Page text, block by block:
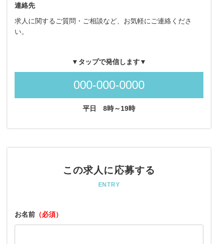
連絡先
求人に関するご質問・ご相談など、お気軽にご連絡くださ
い。
▼タップで発信します▼
000-000-0000
平日 8時～19時
この求人に応募する
ENTRY
お名前 （必須）